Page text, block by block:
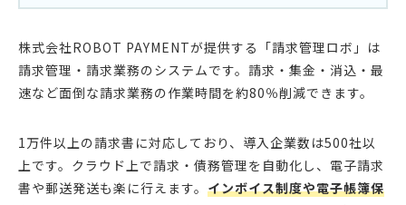
株式会社ROBOT PAYMENTが提供する「請求管理ロボ」は
請求管理・請求業務のシステムです。請求・集金・消込・最
速など面倒な請求業務の作業時間を約80％削減できます。
1万件以上の請求書に対応しており、導入企業数は500社以
上です。クラウド上で請求・債務管理を自動化し、電子請求
書や郵送発送も楽に行えます。 インボイス制度や電子帳簿保